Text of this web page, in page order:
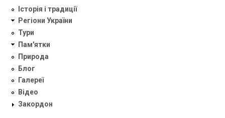
Історія і традиції
Регіони України
Тури
Пам'ятки
Природа
Блог
Галереї
Відео
Закордон